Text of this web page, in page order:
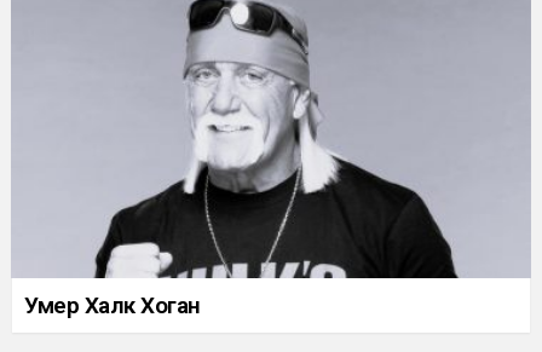
Умер Халк Хоган